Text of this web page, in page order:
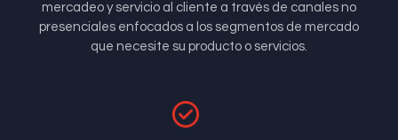
mercadeo y servicio al cliente a través de canales no
presenciales enfocados a los segmentos de mercado
que necesite su producto o servicios.